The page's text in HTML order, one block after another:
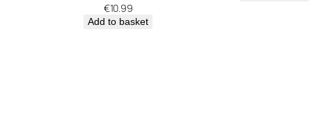
€10.99
Add to basket